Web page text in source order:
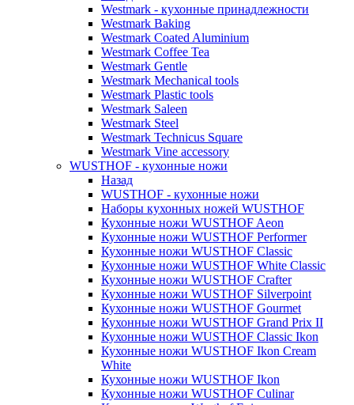
Westmark - кухонные принадлежности
Westmark Baking
Westmark Coated Aluminium
Westmark Coffee Tea
Westmark Gentle
Westmark Mechanical tools
Westmark Plastic tools
Westmark Saleen
Westmark Steel
Westmark Technicus Square
Westmark Vine accessory
WUSTHOF - кухонные ножи
Назад
WUSTHOF - кухонные ножи
Наборы кухонных ножей WUSTHOF
Кухонные ножи WUSTHOF Aeon
Кухонные ножи WUSTHOF Performer
Кухонные ножи WUSTHOF Classic
Кухонные ножи WUSTHOF White Classic
Кухонные ножи WUSTHOF Crafter
Кухонные ножи WUSTHOF Silverpoint
Кухонные ножи WUSTHOF Gourmet
Кухонные ножи WUSTHOF Grand Prix II
Кухонные ножи WUSTHOF Classic Ikon
Кухонные ножи WUSTHOF Ikon Cream
White
Кухонные ножи WUSTHOF Ikon
Кухонные ножи WUSTHOF Culinar